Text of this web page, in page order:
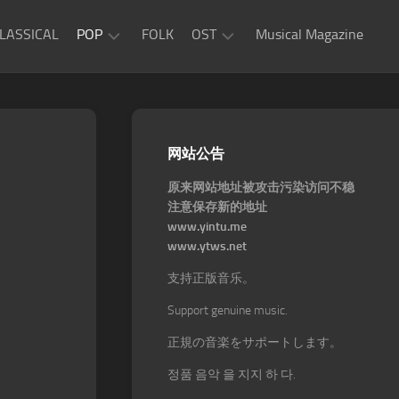
POP FOLK OST
OST
Musical Magazine
网站公告
原来网站地址被攻击污染访问不稳
注意保存新的地址
www.yintu.me
www.ytws.net
支持正版音乐。
Support genuine music.
正規の音楽をサポートします。
정품 음악 을 지지 하 다.